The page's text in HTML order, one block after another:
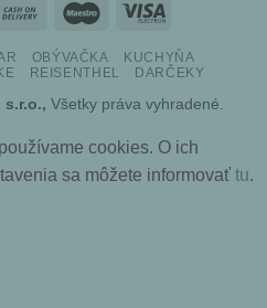
Cash
Delivery
Maestro Visa
OBÝVAČKA
KUCHYŇA
REISENTHEL DARČEKY
s.r.o., Všetky práva vyhradené.
cookies. O ich
sa môžete informovať tu.